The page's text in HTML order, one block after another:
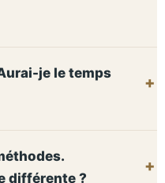
je le temps
différente ?